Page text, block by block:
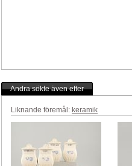
Andra sökte även efter
Liknande föremål: keramik